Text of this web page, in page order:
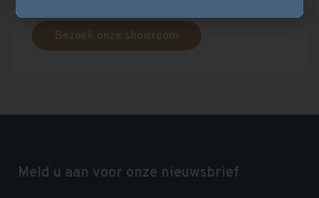
Bezoek onze showroom
Meld u aan voor onze nieuwsbrief